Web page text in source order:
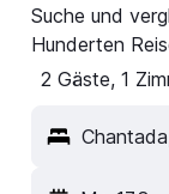
Suche und
Hunderten
2 Gäste, 1